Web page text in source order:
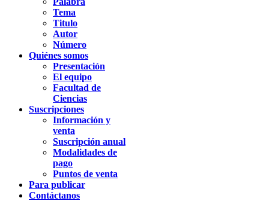
Tema
Titulo
Autor
Número
Quiénes somos
Presentación
El equipo
Facultad de
Ciencias
Suscripciones
Información y
venta
Suscripción anual
Modalidades de
pago
Puntos de venta
Para publicar
Contáctanos